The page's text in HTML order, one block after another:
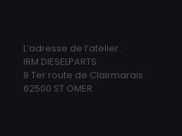
L’adresse de l’atelier :
IRM DIESELPARTS
8 Ter route de Clairmarais
62500 ST OMER